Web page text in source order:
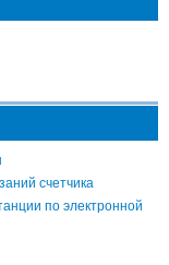
счетчика
по электронной